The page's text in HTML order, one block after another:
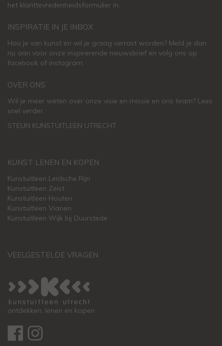
het klanttevredenheidsformulier in.
INSPIRATIE IN JE INBOX
Hou je van kunst en wil je graag verrast worden? Meld je dan
nu aan voor onze inspirerende nieuwsbrief en volg ons op
facebook of instagram.
OVER ONS
Wil je meer weten over onze visie en missie en ons team? Lees
snel verder.
STEUN KUNSTUITLEEN UTRECHT
KUNST LENEN EN KOPEN
Kunstuitleen Leidsche Rijn
Kunstuitleen Zeist
Kunstuitleen Houten
Kunstuitleen Vianen
Kunstuitleen Wijk bij Duurstede
VEELGESTELDE VRAGEN
ontdekken, lenen en kopen